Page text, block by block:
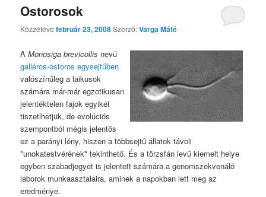
Ostorosok
Közzétévefebruár 23, 2008Szerző:Varga Máté
AMonosiga brevicollis nevű
galléros-ostoros egysejtűben
valószínűleg a laikusok
számára már-már egzotikusan
jelentéktelen fajok egyikét
tiszetlhetjük, de evolúciós
szempontból mégis jelentős
ez a parányi lény, hiszen a többsejtű állatok távoli
"unokatestvérének" tekinthető. És a törzsfán levű kiemelt helye
egyben szabadjegyet is jelentett számára a genomszekvenáló
laborok munkaasztalaira, aminek a napokban lett meg az
eredménye.